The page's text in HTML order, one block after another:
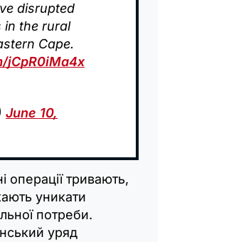
disrupted
in the rural
Cape.
jCpR0iMa4x
June 10,
операції тривають,
уникати
потреби.
уряд